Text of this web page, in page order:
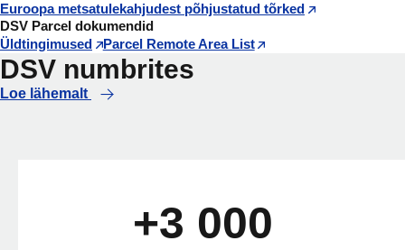
Euroopa metsatulekahjudest põhjustatud tõrked
DSV Parcel dokumendid
Üldtingimused
Parcel Remote Area List
DSV numbrites
Loe lähemalt
+3 000